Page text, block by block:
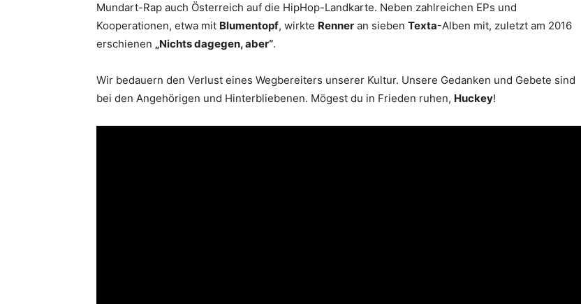
Mundart-Rap auch Österreich auf die HipHop-Landkarte. Neben zahlreichen EPs und
Kooperationen, etwa mit Blumentopf, wirkte Renner an sieben Texta-Alben mit, zuletzt am 2016
erschienen „Nichts dagegen, aber“.
Wir bedauern den Verlust eines Wegbereiters unserer Kultur. Unsere Gedanken und Gebete sind
bei den Angehörigen und Hinterbliebenen. Mögest du in Frieden ruhen, Huckey!